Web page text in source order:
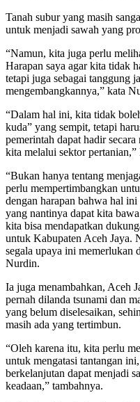
Tanah subur yang masih
untuk menjadi sawah yang
“Namun, kita juga perlu
Harapan saya agar kita tidak
tetapi juga sebagai tanggung
mengembangkannya,” kata
“Dalam hal ini, kita tidak
kuda” yang sempit, tetapi
pemerintah dapat hadir
kita melalui sektor pertanian,”
“Bukan hanya tentang
perlu mempertimbangkan
dengan harapan bahwa hal
yang nantinya dapat kita
kita bisa mendapatkan
untuk Kabupaten Aceh Jaya.
segala upaya ini memerlukan
Nurdin.
Ia juga menambahkan, Aceh
pernah dilanda tsunami dan
yang belum diselesaikan,
masih ada yang tertimbun.
“Oleh karena itu, kita perlu
untuk mengatasi tantangan
berkelanjutan dapat menjadi
keadaan,” tambahnya.